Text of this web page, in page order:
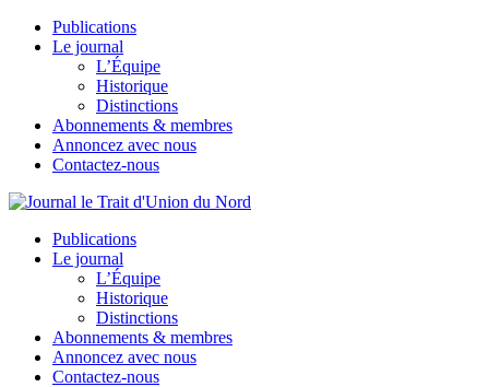
Publications
Le journal
L’Équipe
Historique
Distinctions
Abonnements & membres
Annoncez avec nous
Contactez-nous
Publications
Le journal
L’Équipe
Historique
Distinctions
Abonnements & membres
Annoncez avec nous
Contactez-nous